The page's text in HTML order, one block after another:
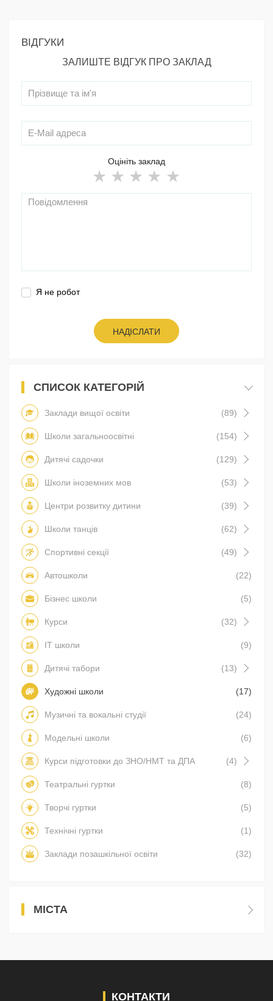
ВІДГУКИ
ЗАЛИШТЕ ВІДГУК ПРО ЗАКЛАД
Оцініть заклад
Я не робот
НАДІСЛАТИ
СПИСОК КАТЕГОРІЙ
Заклади вищої освіти (89)
Школи загальноосвітні (154)
Дитячі садочки (129)
Школи іноземних мов (53)
Центри розвитку дитини (39)
Школи танців (62)
Спортивні секції (49)
Автошколи (22)
Бізнес школи (5)
Курси (32)
IT школи (9)
Дитячі табори (13)
Художні школи (17)
Музичні та вокальні студії (24)
Модельні школи (6)
Курси підготовки до ЗНО/НМТ та ДПА (4)
Театральні гуртки (8)
Творчі гуртки (5)
Технічні гуртки (1)
Заклади позашкільної освіти (32)
МІСТА
КОНТАКТИ